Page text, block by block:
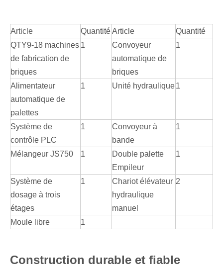
Article QuantitéArticle
Quantité
QTY9-18 machines
de fabrication de
briques
1
Convoyeur
automatique de
briques
1
Alimentateur
automatique de
palettes
1 Unité hydraulique1
Système de
contrôle PLC
1
Convoyeur à
bande
1
Mélangeur JS750 1
Double palette
Empileur
1
Système de
dosage à trois
étages
1
Chariot élévateur
hydraulique
manuel
2
Moule libre 1
Construction durable et fiable